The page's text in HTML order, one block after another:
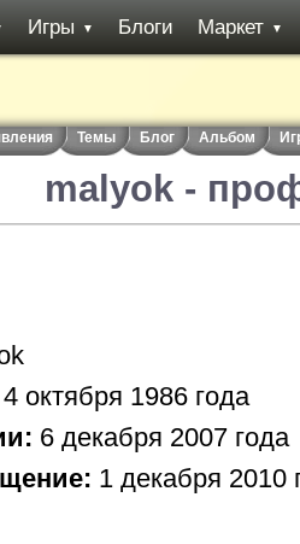
Игры ▼ Блоги Маркет ▼
Темы Блог Альбом
malyok -
4 октября 1986 года
6 декабря 2007 года
1 декабря 2010